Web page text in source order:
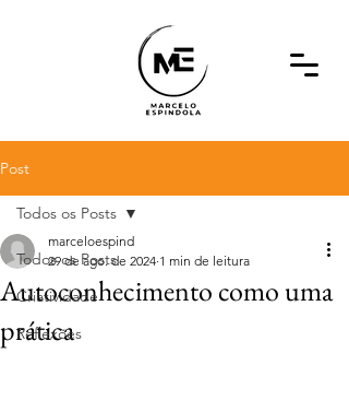
Post
Todos os Posts
Criatividade
Reflexões
Todos os Posts
Autoconhecimento como uma
prática
marceloespind
29 de ago. de 2024 1 min de leitura